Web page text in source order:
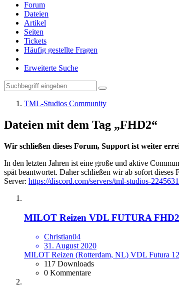
Forum
Dateien
Artikel
Seiten
Tickets
Häufig gestellte Fragen
Erweiterte Suche
TML-Studios Community
Dateien mit dem Tag „FHD2“
Wir schließen dieses Forum, Support ist weiter
In den letzten Jahren ist eine große und aktive
spät beantwortet. Daher schließen wir ab sofort
Server: https://discord.com/servers/tml-studios-
MILOT Reizen VDL FUTURA
Christian04
31. August 2020
MILOT Reizen (Rotterdam, NL) VDL Futura
117 Downloads
0 Kommentare